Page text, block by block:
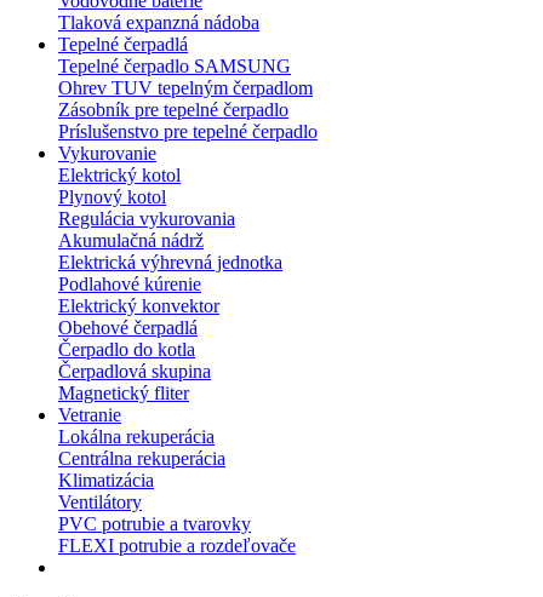
Tlaková expanzná nádoba
Tepelné čerpadlá
Tepelné čerpadlo SAMSUNG
Ohrev TUV tepelným čerpadlom
Zásobník pre tepelné čerpadlo
Príslušenstvo pre tepelné čerpadlo
Vykurovanie
Elektrický kotol
Plynový kotol
Regulácia vykurovania
Akumulačná nádrž
Elektrická výhrevná jednotka
Podlahové kúrenie
Elektrický konvektor
Obehové čerpadlá
Čerpadlo do kotla
Čerpadlová skupina
Magnetický fliter
Vetranie
Lokálna rekuperácia
Centrálna rekuperácia
Klimatizácia
Ventilátory
PVC potrubie a tvarovky
FLEXI potrubie a rozdeľovače